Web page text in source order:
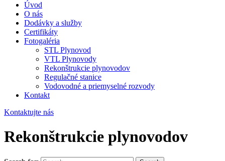
Úvod
O nás
Dodávky a služby
Certifikáty
Fotogaléria
STL Plynovod
VTL Plynovody
Rekonštrukcie plynovodov
Regulačné stanice
Vodovodné a priemyselné rozvody
Kontakt
Kontaktujte nás
Rekonštrukcie plynovodov